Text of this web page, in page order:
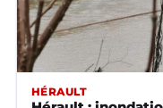
HÉRAULT